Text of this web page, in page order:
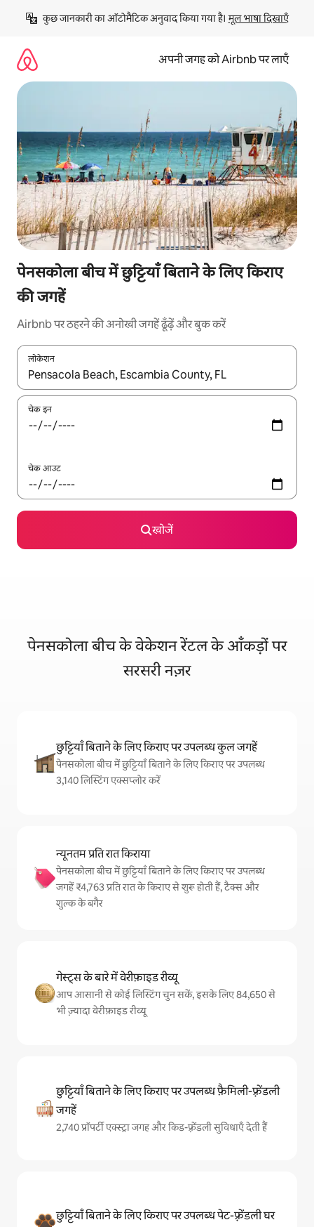
छोड़कर
कॉन्टेंट
कुछ जानकारी का ऑटोमैटिक अनुवाद किया गया है। मूल भाषा दिखाएँ
अपनी जगह को Airbnb पर लाएँ
पेनसकोला बीच में छुट्टियाँ बिताने के लिए किराए
की जगहें
Airbnb पर ठहरने की अनोखी जगहें ढूँढ़ें और बुक करें
लोकेशन
नतीजों के उपलब्ध होने पर, अप और डाउन 'ऐरो की' का इस्तेमाल करके नेविगेट
चेक इन
चेक आउट
खोजें
पेनसकोला बीच के वेकेशन रेंटल के आँकड़ों पर
सरसरी नज़र
छुट्टियाँ बिताने के लिए किराए पर उपलब्ध कुल जगहें
पेनसकोला बीच में छुट्टियाँ बिताने के लिए किराए पर उपलब्ध
3,140 लिस्टिंग एक्सप्लोर करें
न्यूनतम प्रति रात किराया
पेनसकोला बीच में छुट्टियाँ बिताने के लिए किराए पर उपलब्ध
जगहें ₹4,763 प्रति रात के किराए से शुरू होती हैं, टैक्स और
शुल्क के बगैर
गेस्ट्स के बारे में वेरीफ़ाइड रीव्यू
आप आसानी से कोई लिस्टिंग चुन सकें, इसके लिए 84,650 से
भी ज़्यादा वेरीफ़ाइड रीव्यू
छुट्टियाँ बिताने के लिए किराए पर उपलब्ध फ़ैमिली-फ़्रेंडली
जगहें
2,740 प्रॉपर्टी एक्स्ट्रा जगह और किड-फ़्रेंडली सुविधाएँ देती हैं
छुट्टियाँ बिताने के लिए किराए पर उपलब्ध पेट-फ़्रेंडली घर